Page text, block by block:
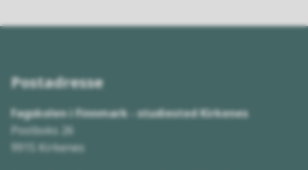
Postadresse
Fagskolen i Finnmark - studiested Kirkenes
Postboks 26
9915 Kirkenes